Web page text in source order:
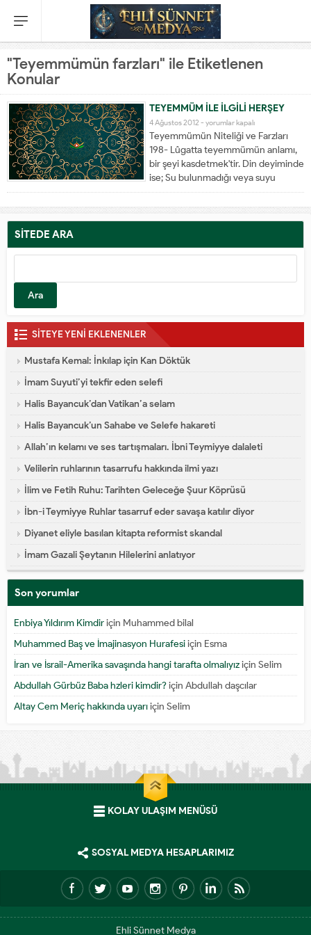
"Teyemmümün farzları" ile Etiketlenen
Konular
TEYEMMÜM İLE İLGİLİ HERŞEY
4 Ağustos 2012 - yorumlar kapalı
Teyemmümün Niteliği ve Farzları
198- Lûgatta teyemmümün anlamı,
bir şeyi kasdetmek'tir. Din deyiminde
ise; Su bulunmadığı veya suyu
kullanmaya güç yetmediği zaman,
toprak cinsinden temiz bir şeyle
abdestsizliği gidermek için yapılan
olan yahut gusletmesi gereken...
SİTEDE ARA
SİTEYE YENİ EKLENENLER
Mustafa Kemal: İnkılap için Kan Döktük
İmam Suyuti’yi tekfir eden selefi
Halis Bayancuk’dan Vatikan’a selam
Halis Bayancuk’un Sahabe ve Selefe hakareti
Allah’ın kelamı ve ses tartışmaları. İbni Teymiyye dalaleti
Velilerin ruhlarının tasarrufu hakkında ilmi yazı
İlim ve Fetih Ruhu: Tarihten Geleceğe Şuur Köprüsü
İbn-i Teymiyye Ruhlar tasarruf eder savaşa katılır diyor
Diyanet eliyle basılan kitapta reformist skandal
İmam Gazali Şeytanın Hilelerini anlatıyor
Son yorumlar
Enbiya Yıldırım Kimdiriçin Muhammed bilal
Muhammed Baş ve İmajinasyon Hurafesiiçin Esma
İran ve İsrail-Amerika savaşında hangi tarafta olmalıyıziçin Selim
Abdullah Gürbüz Baba hzleri kimdir?için Abdullah daşcılar
Altay Cem Meriç hakkında uyarıiçin Selim
KOLAY ULAŞIM MENÜSÜ
SOSYAL MEDYA HESAPLARIMIZ
Ehli Sünnet Medya